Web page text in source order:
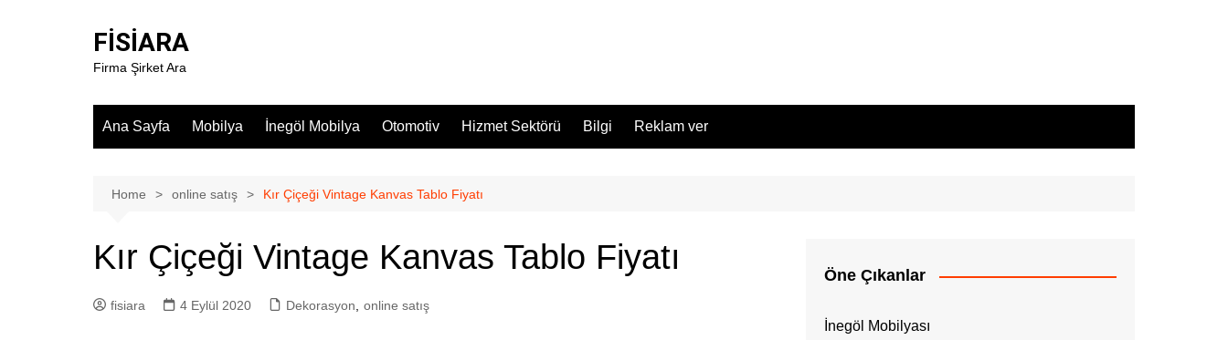
FİSİARA
Firma Şirket Ara
Ana Sayfa Mobilya İnegöl Mobilya Otomotiv Hizmet Sektörü Bilgi Reklam ver
Home online satış Kır Çiçeği Vintage Kanvas Tablo Fiyatı
Kır Çiçeği Vintage Kanvas Tablo Fiyatı
fisiara 4 Eylül 2020 Dekorasyon online satış
Öne Çıkanlar
İnegöl Mobilyası